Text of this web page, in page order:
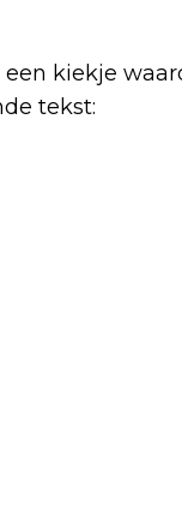
kiekje
tekst: